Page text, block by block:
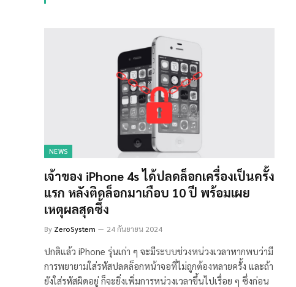
NEWS
เจ้าของ iPhone 4s ได้ปลดล็อกเครื่องเป็นครั้ง
แรก หลังติดล็อกมาเกือบ 10 ปี พร้อมเผย
เหตุผลสุดซึ้ง
By ZeroSystem 24 กันยายน 2024
ปกติแล้ว iPhone รุ่นเก่า ๆ จะมีระบบช่วงหน่วงเวลาหากพบว่ามี
การพยายามใส่รหัสปลดล็อกหน้าจอที่ไม่ถูกต้องหลายครั้ง และถ้า
ยังใส่รหัสผิดอยู่ ก็จะยิ่งเพิ่มการหน่วงเวลาขึ้นไปเรื่อย ๆ ซึ่งก่อน